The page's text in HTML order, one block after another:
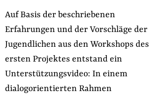
Auf Basis der beschriebenen
Erfahrungen und der Vorschläge der
Jugendlichen aus den Workshops des
ersten Projektes entstand ein
Unterstützungsvideo: In einem
dialogorientierten Rahmen